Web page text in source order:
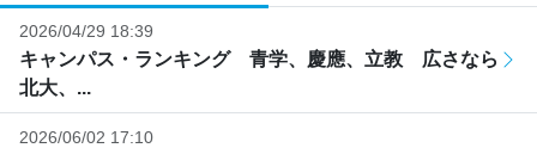
2026/04/29 18:39
キャンパス・ランキング 青学、慶應、立教 広さなら
北大、...
2026/06/02 17:10